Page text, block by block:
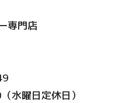
専門店
水曜日定休日）